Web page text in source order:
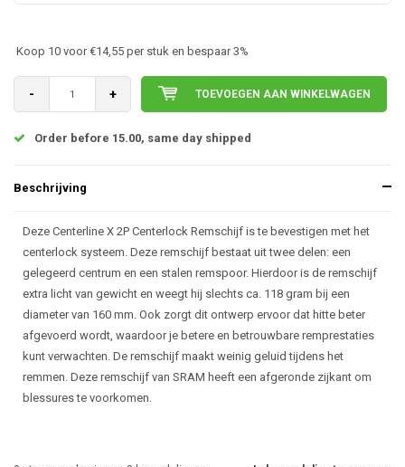
Koop 10 voor €14,55 per stuk en bespaar 3%
- + TOEVOEGEN AAN WINKELWAGEN
Order before 15.00, same day shipped
Beschrijving
Deze Centerline X 2P Centerlock Remschijf is te bevestigen met het
centerlock systeem. Deze remschijf bestaat uit twee delen: een
gelegeerd centrum en een stalen remspoor. Hierdoor is de remschijf
extra licht van gewicht en weegt hij slechts ca. 118 gram bij een
diameter van 160 mm. Ook zorgt dit ontwerp ervoor dat hitte beter
afgevoerd wordt, waardoor je betere en betrouwbare remprestaties
kunt verwachten. De remschijf maakt weinig geluid tijdens het
remmen. Deze remschijf van SRAM heeft een afgeronde zijkant om
blessures te voorkomen.